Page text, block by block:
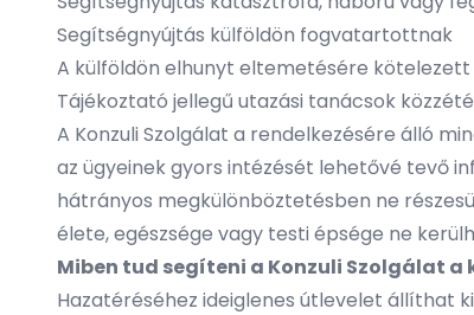
Segítségnyújtás külföldön fogvatartottnak
A külföldön elhunyt eltemetésére
Tájékoztató jellegű utazási tanácsok
A Konzuli Szolgálat a rendelkezésére álló
az ügyeinek gyors intézését lehetővé tevő
hátrányos megkülönböztetésben ne
élete, egészsége vagy testi épsége ne
Miben tud segíteni a Konzuli Szolgálat
Hazatéréséhez ideiglenes útlevelet állíthat